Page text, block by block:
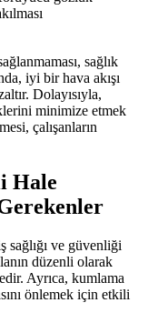
sağlık
iyi bir hava akışı
Dolayısıyla,
minimize etmek
çalışanların
Hale
sağlığı ve güvenliği
düzenli olarak
Ayrıca, kumlama
önlemek için etkili